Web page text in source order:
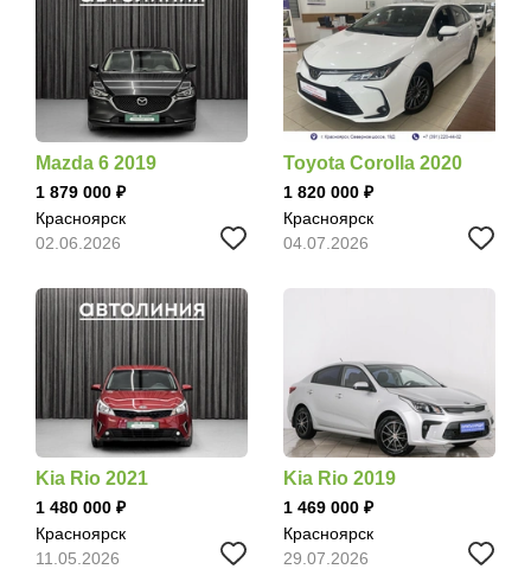
Mazda 6 2019
1 879 000
Красноярск
02.06.2026
Toyota Corolla 2020
1 820 000
Красноярск
04.07.2026
Kia Rio 2021
1 480 000
Красноярск
11.05.2026
Kia Rio 2019
1 469 000
Красноярск
29.07.2026